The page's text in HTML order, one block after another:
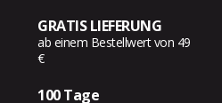
GRATIS LIEFERUNG
ab einem Bestellwert von 49
€
100 Tage